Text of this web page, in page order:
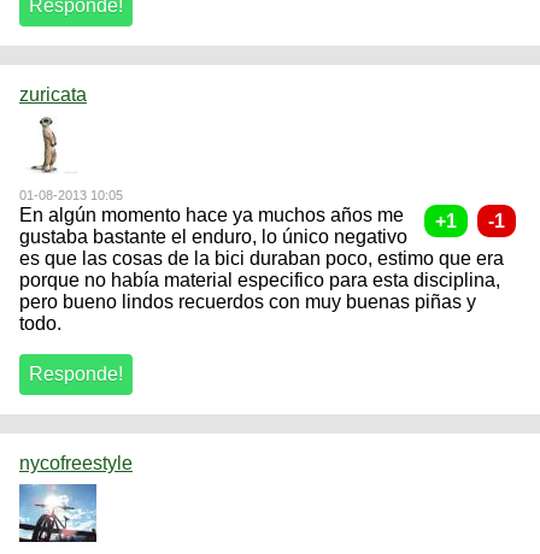
zuricata
01-08-2013 10:05
En algún momento hace ya muchos años me
gustaba bastante el enduro, lo único negativo
es que las cosas de la bici duraban poco, estimo que era
porque no había material especifico para esta disciplina,
pero bueno lindos recuerdos con muy buenas piñas y
todo.
nycofreestyle